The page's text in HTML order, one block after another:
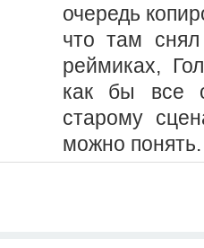
очередь
что там
реймиках,
как бы все
старому
можно понять.